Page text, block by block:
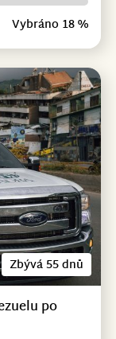
Vybráno 18 %
Zbývá 55 dnů
po